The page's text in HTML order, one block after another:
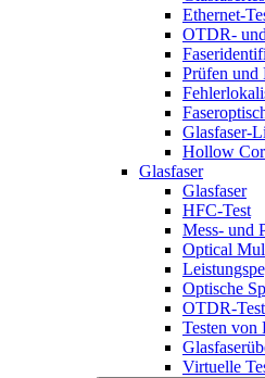
Ethernet-
OTDR-
Prüfen und
Glasfaser-
Hollow
Glasfaser
Glasfaser
HFC-Test
Mess- und
Optical
Optische
OTDR-
Testen von
Virtuelle